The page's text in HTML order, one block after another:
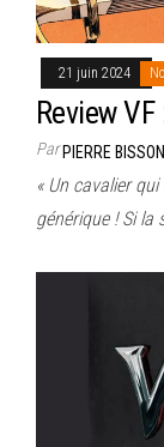
21 juin 2024
Review
ParPIERRE BISSON
« Un cavalier
générique ! Si la